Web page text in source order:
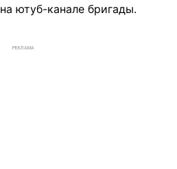
на ютуб-канале бригады.
РЕКЛАМА